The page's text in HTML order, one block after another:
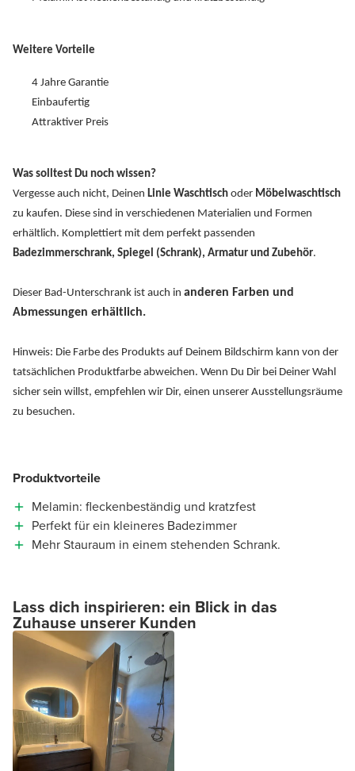
Weitere Vorteile
4 Jahre Garantie
Einbaufertig
Attraktiver Preis
Was solltest Du noch wissen?
Vergesse auch nicht, Deinen Linie Waschtisch oder Möbelwaschtisch
zu kaufen. Diese sind in verschiedenen Materialien und Formen
erhältlich. Komplettiert mit dem perfekt passenden
Badezimmerschrank, Spiegel (Schrank), Armatur und Zubehör.
Dieser Bad-Unterschrank ist auch in anderen Farben und
Abmessungen erhältlich.
Hinweis: Die Farbe des Produkts auf Deinem Bildschirm kann von der
tatsächlichen Produktfarbe abweichen. Wenn Du Dir bei Deiner Wahl
sicher sein willst, empfehlen wir Dir, einen unserer Ausstellungsräume
zu besuchen.
Produktvorteile
Melamin: fleckenbeständig und kratzfest
Perfekt für ein kleineres Badezimmer
Mehr Stauraum in einem stehenden Schrank.
Lass dich inspirieren: ein Blick in das
Zuhause unserer Kunden